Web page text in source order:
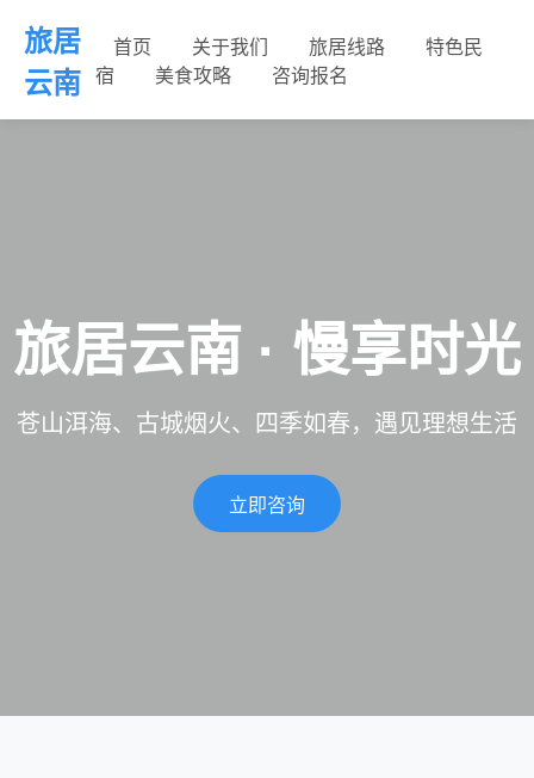
旅居
云南
首页 关于我们 旅居线路
特色民
宿
美食攻略 咨询报名
旅居云南 · 慢享时光
苍山洱海、古城烟火、四季如春，遇见理想生活
立即咨询